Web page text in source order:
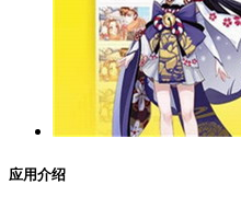
应用介绍